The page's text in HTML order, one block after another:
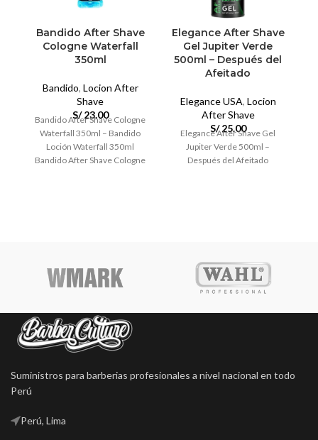
Bandido After Shave
Cologne Waterfall
350ml
Bandido, Locion After
Shave
S/23.00
Bandido After Shave Cologne
Waterfall 350ml – Bandido
Loción Waterfall 350ml
Bandido After Shave Cologne
Elegance After Shave
Gel Jupiter Verde
500ml – Después del
Afeitado
Elegance USA, Locion
After Shave
S/25.00
Elegance After Shave Gel
Jupiter Verde 500ml –
Después del Afeitado
Suministros para barberias profesionales a nivel nacional en todo
Perú
Perú, Lima